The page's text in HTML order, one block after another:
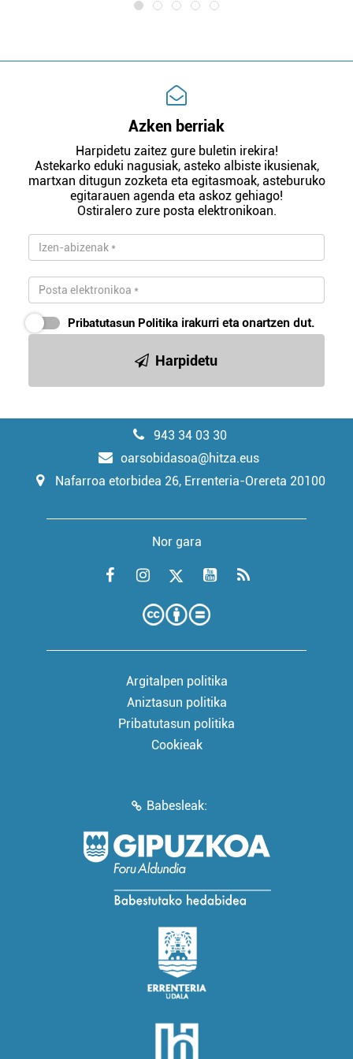
Azken berriak
Harpidetu zaitez gure buletin irekira!
Astekarko eduki nagusiak, asteko albiste ikusienak,
martxan ditugun zozketa eta egitasmoak, asteburuko
egitarauen agenda eta askoz gehiago!
Ostiralero zure posta elektronikoan.
Pribatutasun Politika irakurri eta onartzen dut.
Harpidetu
943 34 03 30
oarsobidasoa@hitza.eus
Nafarroa etorbidea 26, Errenteria-Orereta 20100
Nor gara
Argitalpen politika
Aniztasun politika
Pribatutasun politika
Cookieak
Babesleak: